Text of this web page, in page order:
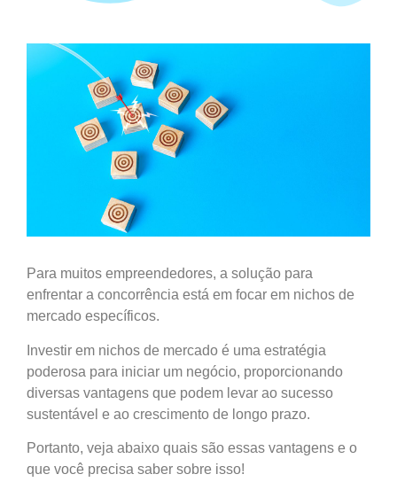
Para muitos empreendedores, a solução para
enfrentar a concorrência está em focar em nichos de
mercado específicos.
Investir em nichos de mercado é uma estratégia
poderosa para iniciar um negócio, proporcionando
diversas vantagens que podem levar ao sucesso
sustentável e ao crescimento de longo prazo.
Portanto, veja abaixo quais são essas vantagens e o
que você precisa saber sobre isso!